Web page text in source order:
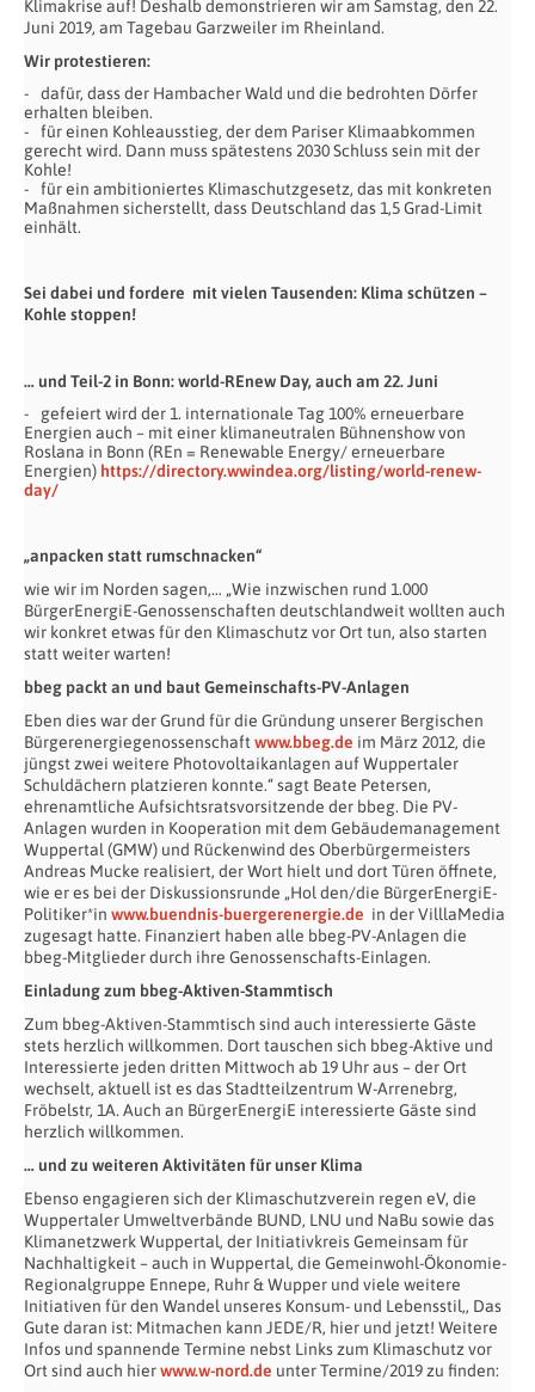
Klimakrise auf! Deshalb demonstrieren wir am Samstag, den 22.
Juni 2019, am Tagebau Garzweiler im Rheinland.
Wir protestieren:
dafür, dass der Hambacher Wald und die bedrohten Dörfer
erhalten bleiben.
für einen Kohleausstieg, der dem Pariser Klimaabkommen
gerecht wird. Dann muss spätestens 2030 Schluss sein mit der
Kohle!
für ein ambitioniertes Klimaschutzgesetz, das mit konkreten
Maßnahmen sicherstellt, dass Deutschland das 1,5 Grad-Limit
einhält.
Sei dabei und fordere mit vielen Tausenden: Klima schützen –
Kohle stoppen!
… und Teil-2 in Bonn: world-REnew Day, auch am 22. Juni
gefeiert wird der 1. internationale Tag 100% erneuerbare
Energien auch – mit einer klimaneutralen Bühnenshow von
Roslana in Bonn (REn = Renewable Energy/ erneuerbare
Energien) https://directory.wwindea.org/listing/world-renew-
day/
„anpacken statt rumschnacken“
wie wir im Norden sagen,… „Wie inzwischen rund 1.000
BürgerEnergiE-Genossenschaften deutschlandweit wollten auch
wir konkret etwas für den Klimaschutz vor Ort tun, also starten
statt weiter warten!
bbeg packt an und baut Gemeinschafts-PV-Anlagen
Eben dies war der Grund für die Gründung unserer Bergischen
Bürgerenergiegenossenschaft www.bbeg.de im März 2012, die
jüngst zwei weitere Photovoltaikanlagen auf Wuppertaler
Schuldächern platzieren konnte.“ sagt Beate Petersen,
ehrenamtliche Aufsichtsratsvorsitzende der bbeg. Die PV-
Anlagen wurden in Kooperation mit dem Gebäudemanagement
Wuppertal (GMW) und Rückenwind des Oberbürgermeisters
Andreas Mucke realisiert, der Wort hielt und dort Türen öffnete,
wie er es bei der Diskussionsrunde „Hol den/die BürgerEnergiE-
Politiker*in www.buendnis-buergerenergie.de in der VilllaMedia
zugesagt hatte. Finanziert haben alle bbeg-PV-Anlagen die
bbeg-Mitglieder durch ihre Genossenschafts-Einlagen.
Einladung zum bbeg-Aktiven-Stammtisch
Zum bbeg-Aktiven-Stammtisch sind auch interessierte Gäste
stets herzlich willkommen. Dort tauschen sich bbeg-Aktive und
Interessierte jeden dritten Mittwoch ab 19 Uhr aus – der Ort
wechselt, aktuell ist es das Stadtteilzentrum W-Arrenebrg,
Fröbelstr, 1A. Auch an BürgerEnergiE interessierte Gäste sind
herzlich willkommen.
… und zu weiteren Aktivitäten für unser Klima
Ebenso engagieren sich der Klimaschutzverein regen eV, die
Wuppertaler Umweltverbände BUND, LNU und NaBu sowie das
Klimanetzwerk Wuppertal, der Initiativkreis Gemeinsam für
Nachhaltigkeit – auch in Wuppertal, die Gemeinwohl-Ökonomie-
Regionalgruppe Ennepe, Ruhr & Wupper und viele weitere
Initiativen für den Wandel unseres Konsum- und Lebensstil,, Das
Gute daran ist: Mitmachen kann JEDE/R, hier und jetzt! Weitere
Infos und spannende Termine nebst Links zum Klimaschutz vor
Ort sind auch hierwww.w-nord.de unter Termine/2019 zu finden: